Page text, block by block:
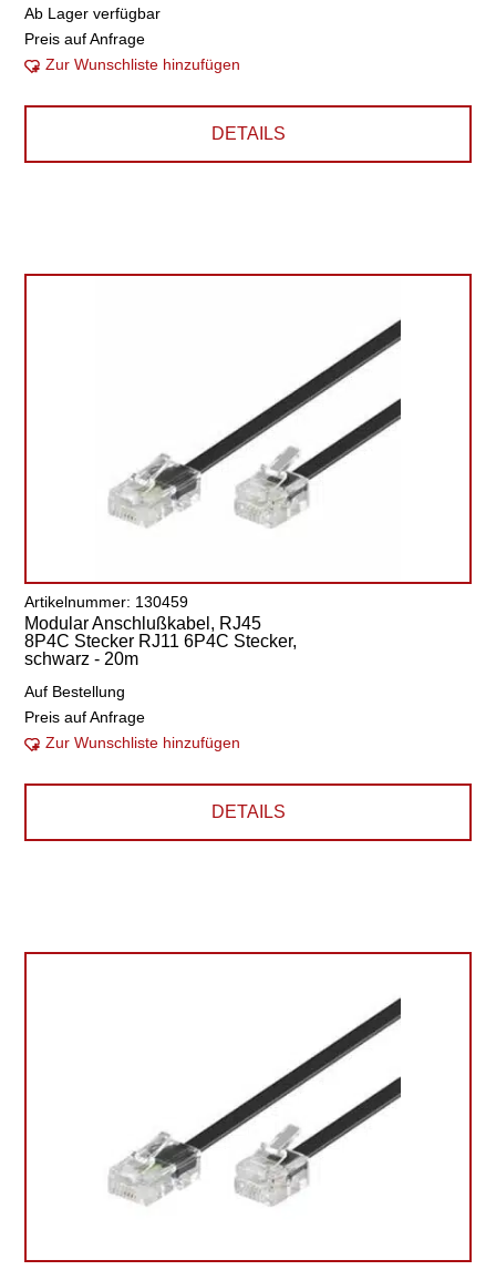
Ab Lager verfügbar
Preis auf Anfrage
Zur Wunschliste hinzufügen
DETAILS
Artikelnummer: 130459
Modular Anschlußkabel, RJ45
8P4C Stecker RJ11 6P4C Stecker,
schwarz - 20m
Auf Bestellung
Preis auf Anfrage
Zur Wunschliste hinzufügen
DETAILS